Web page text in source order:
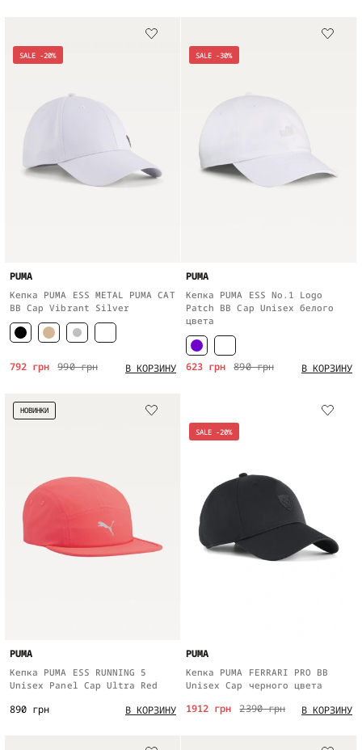
SALE -20%
PUMA
Кепка PUMA ESS METAL PUMA CAT
BB Cap Vibrant Silver
990 грн
792 грн В КОРЗИНУ
SALE -30%
PUMA
Кепка PUMA ESS No.1 Logo
Patch BB Cap Unisex белого
цвета
890 грн
623 грн В КОРЗИНУ
НОВИНКИ
PUMA
Кепка PUMA ESS RUNNING 5
Unisex Panel Cap Ultra Red
890 грн В КОРЗИНУ
SALE -20%
PUMA
Кепка PUMA FERRARI PRO BB
Unisex Cap черного цвета
2390 грн
1912 грн В КОРЗИНУ